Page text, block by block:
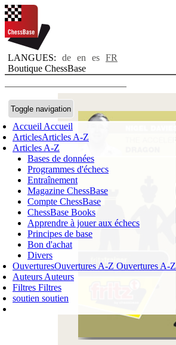
LANGUES: de en es FR
Boutique ChessBase
Toggle navigation
Accueil Accueil
ArticlesArticles A-Z
Articles A-Z
Bases de données
Programmes d'échecs
Entraînement
Magazine ChessBase
Compte ChessBase
ChessBase Books
Apprendre à jouer aux échecs
Principes de base
Bon d'achat
Divers
OuverturesOuvertures A-Z Ouvertures A-Z
Auteurs Auteurs
Filtres Filtres
soutien soutien